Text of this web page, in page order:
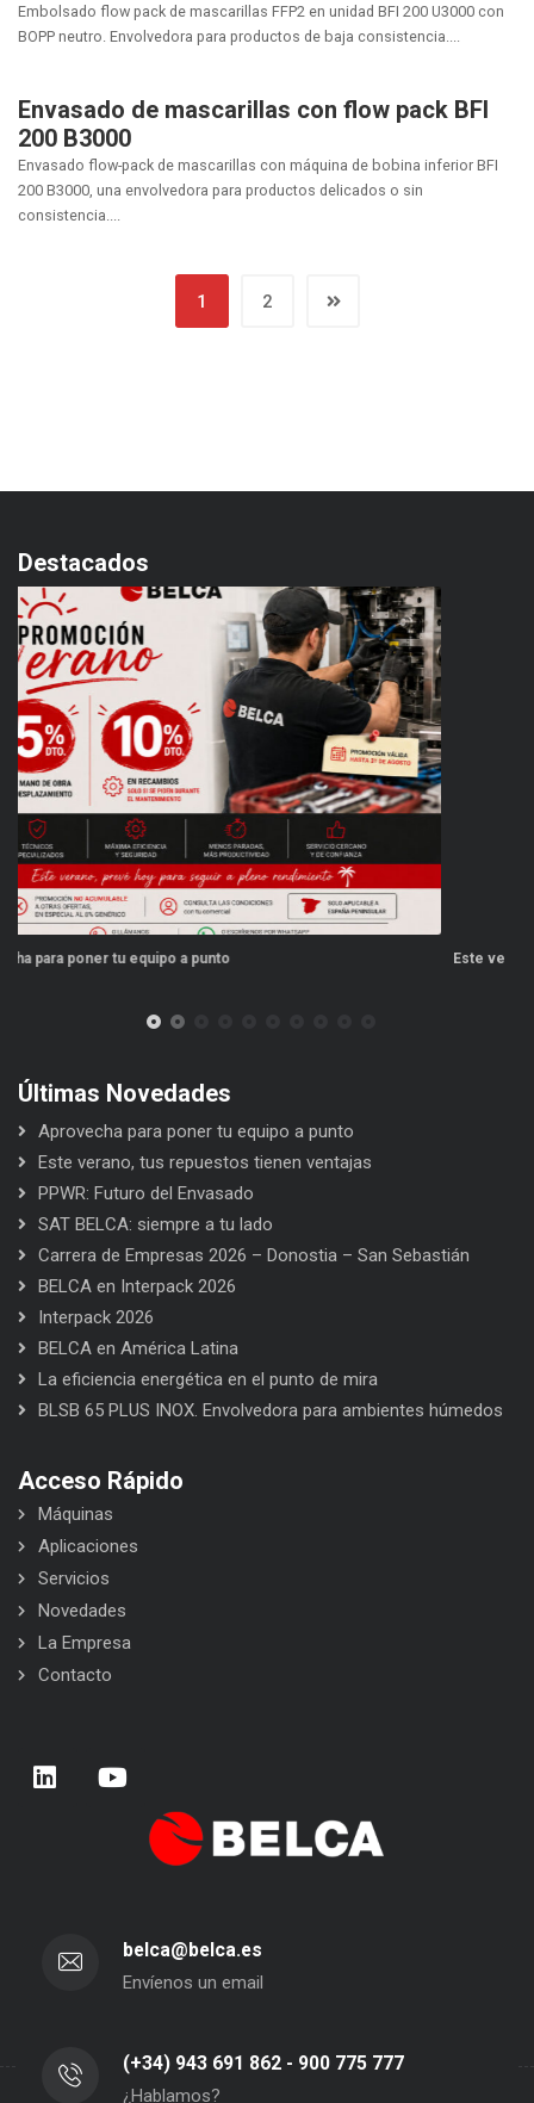
Embolsado flow pack de mascarillas FFP2 en unidad BFI 200 U3000 con
BOPP neutro. Envolvedora para productos de baja consistencia....
Envasado de mascarillas con flow pack BFI
200 B3000
Envasado flow-pack de mascarillas con máquina de bobina inferior BFI
200 B3000, una envolvedora para productos delicados o sin
consistencia....
1 2
Destacados
Este verano, tus repuestos tienen ventajas
Últimas Novedades
Aprovecha para poner tu equipo a punto
Este verano, tus repuestos tienen ventajas
PPWR: Futuro del Envasado
SAT BELCA: siempre a tu lado
Carrera de Empresas 2026 – Donostia – San Sebastián
BELCA en Interpack 2026
Interpack 2026
BELCA en América Latina
La eficiencia energética en el punto de mira
BLSB 65 PLUS INOX. Envolvedora para ambientes húmedos
Acceso Rápido
Máquinas
Aplicaciones
Servicios
Novedades
La Empresa
Contacto
belca@belca.es
Envíenos un email
(+34) 943 691 862 - 900 775 777
¿Hablamos?